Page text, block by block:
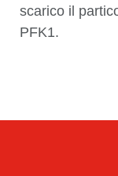
scarico il
PFK1.